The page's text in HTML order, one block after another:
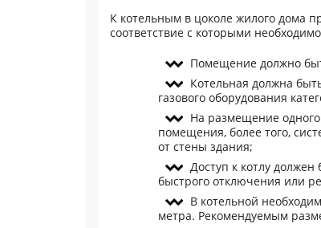
К котельным в цоколе жилого дома
соответствие с которыми
Помещение должно
Котельная должна
газового оборудования
На размещение
помещения, более того,
от стены здания;
Доступ к котлу
быстрого отключения или
В котельной
метра. Рекомендуемым